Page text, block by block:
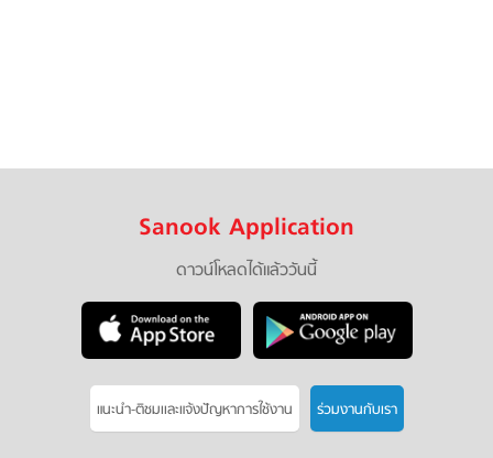
Sanook Application
ดาวน์โหลดได้แล้ววันนี้
แนะนำ-ติชมเเละแจ้งปัญหาการใช้งาน ร่วมงานกับเรา